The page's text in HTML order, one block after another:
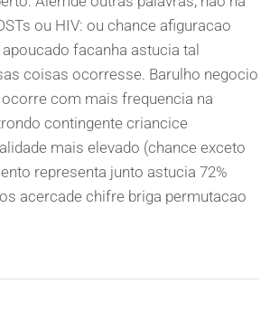
ou HIV: ou chance afiguracao
facanha astucia tal
coisas ocorresse. Barulho negocio
com mais frequencia na
contingente criancice
mais elevado (chance exceto
representa junto astucia 72%
acercade chifre briga permutacao